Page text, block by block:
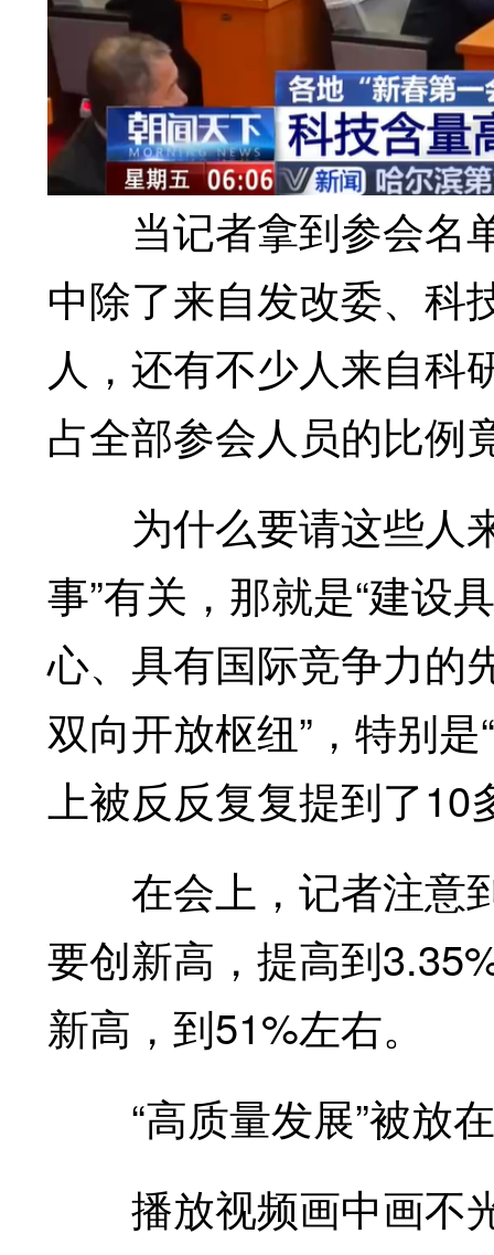
当记者拿到参会名
中除了来自发改委、科
人，还有不少人来自科
占全部参会人员的比例
为什么要请这些人来
事”有关，那就是“建设
心、具有国际竞争力的
双向开放枢纽”，特别
上被反反复复提到了10
在会上，记者注意
要创新高，提高到
新高，到51%左右。
“高质量发展”被放
播放视频画中画不